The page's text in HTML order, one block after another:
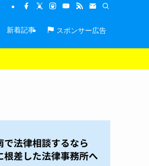
新着記事 スポンサー広告